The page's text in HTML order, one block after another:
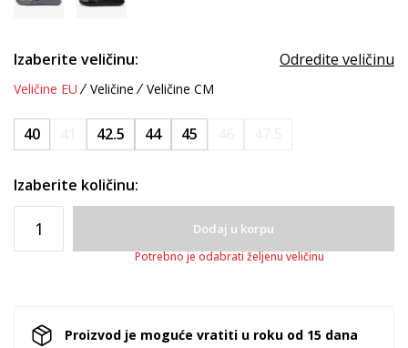
Izaberite veličinu: Odredite veličinu
Veličine EU Veličine Veličine CM
40 42.5 44 45
Izaberite količinu:
Dodaj u korpu
Potrebno je odabrati željenu veličinu
Proizvod je moguće vratiti u roku od 15 dana